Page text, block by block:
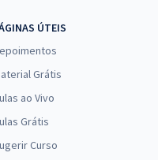
ÚTEIS
Grátis
ao Vivo
Grátis
Curso